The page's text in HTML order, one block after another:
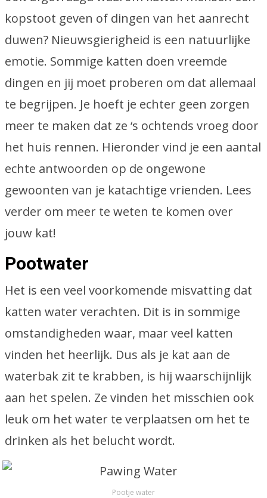
kopstoot geven of dingen van het aanrecht
duwen? Nieuwsgierigheid is een natuurlijke
emotie. Sommige katten doen vreemde
dingen en jij moet proberen om dat allemaal
te begrijpen. Je hoeft je echter geen zorgen
meer te maken dat ze ‘s ochtends vroeg door
het huis rennen. Hieronder vind je een aantal
echte antwoorden op de ongewone
gewoonten van je katachtige vrienden. Lees
verder om meer te weten te komen over
jouw kat!
Pootwater
Het is een veel voorkomende misvatting dat
katten water verachten. Dit is in sommige
omstandigheden waar, maar veel katten
vinden het heerlijk. Dus als je kat aan de
waterbak zit te krabben, is hij waarschijnlijk
aan het spelen. Ze vinden het misschien ook
leuk om het water te verplaatsen om het te
drinken als het belucht wordt.
Pootje water